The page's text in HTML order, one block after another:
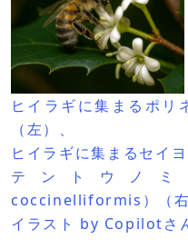
ヒイラギに集まるポリ
（左）、
ヒイラギに集まるセイ
テントウノミ
coccinelliformis）（右
イラスト by Copilotさ